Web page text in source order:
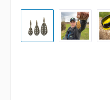
Bildergalerie